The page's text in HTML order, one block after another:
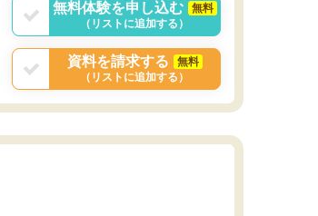
無料体験を申し込む
無料
（リストに追加する）
資料を請求する
無料
（リストに追加する）